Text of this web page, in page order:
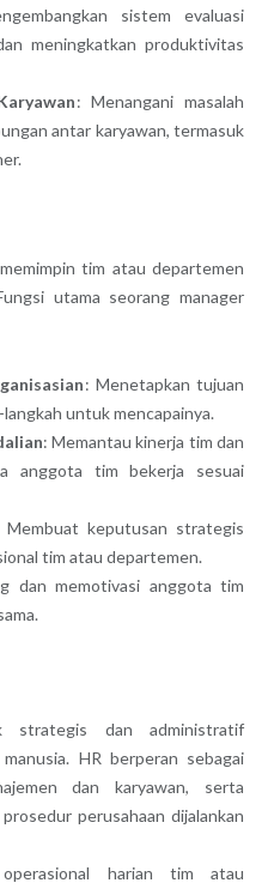
sistem evaluasi
meningkatkan produktivitas
: Menangani masalah
antar karyawan, termasuk
tim atau departemen
utama seorang manager
: Menetapkan tujuan
untuk mencapainya.
: Memantau kinerja tim dan
anggota tim bekerja sesuai
Membuat keputusan strategis
tim atau departemen.
dan memotivasi anggota tim
strategis dan administratif
HR berperan sebagai
dan karyawan, serta
perusahaan dijalankan
harian tim atau